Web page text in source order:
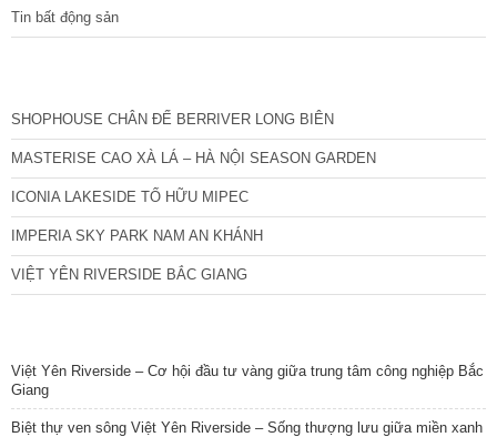
Tin bất động sản
SHOPHOUSE CHÂN ĐẾ BERRIVER LONG BIÊN
MASTERISE CAO XÀ LÁ – HÀ NỘI SEASON GARDEN
ICONIA LAKESIDE TỐ HỮU MIPEC
IMPERIA SKY PARK NAM AN KHÁNH
VIỆT YÊN RIVERSIDE BẮC GIANG
Việt Yên Riverside – Cơ hội đầu tư vàng giữa trung tâm công nghiệp Bắc
Giang
Biệt thự ven sông Việt Yên Riverside – Sống thượng lưu giữa miền xanh